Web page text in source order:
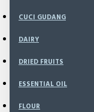
CUCI GUDANG
DAIRY
DRIED FRUITS
ESSENTIAL OIL
FLOUR